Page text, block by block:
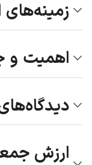
زمینه‌های
اهمیت و
ارزش